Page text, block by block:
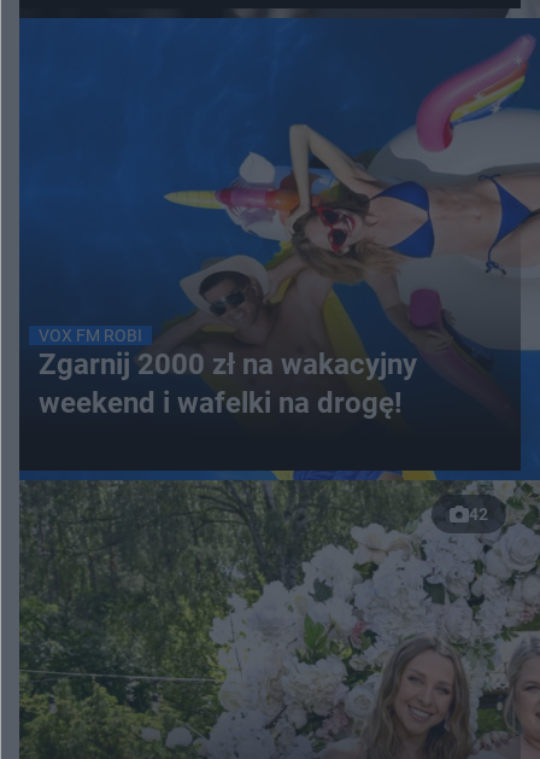
VOX FM ROBI
Zgarnij 2000 zł na wakacyjny
weekend i wafelki na drogę!
42